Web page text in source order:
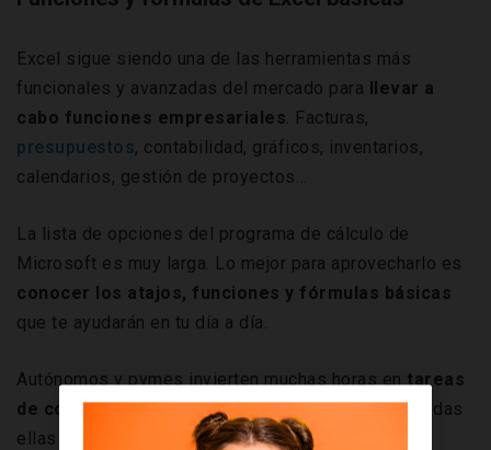
Excel sigue siendo una de las herramientas más
funcionales y avanzadas del mercado para llevar a
cabo funciones empresariales. Facturas,
presupuestos, contabilidad, gráficos, inventarios,
calendarios, gestión de proyectos…
La lista de opciones del programa de cálculo de
Microsoft es muy larga. Lo mejor para aprovecharlo es
conocer los atajos, funciones y fórmulas básicas
que te ayudarán en tu día a día.
Autónomos y pymes invierten muchas horas entareas
de contabilidad, planificación y presupuesto.
Todas
ellas podrían convertirse en pan comido si saben